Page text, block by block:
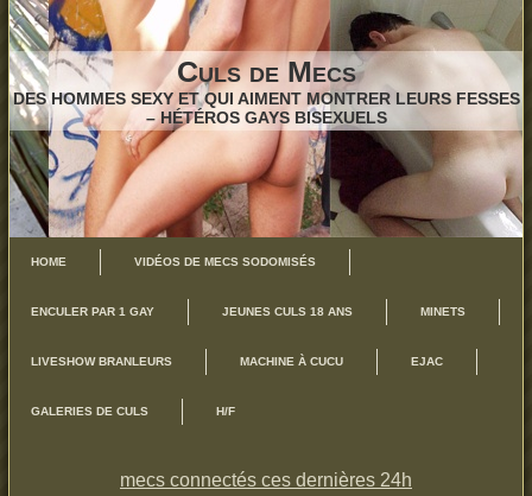
Culs de Mecs
DES HOMMES SEXY ET QUI AIMENT MONTRER LEURS FESSES
– HÉTÉROS GAYS BISEXUELS
HOME VIDÉOS DE MECS SODOMISÉS
ENCULER PAR 1 GAY JEUNES CULS 18 ANS MINETS
LIVESHOW BRANLEURS MACHINE À CUCU EJAC
GALERIES DE CULS H/F
mecs connectés ces dernières 24h